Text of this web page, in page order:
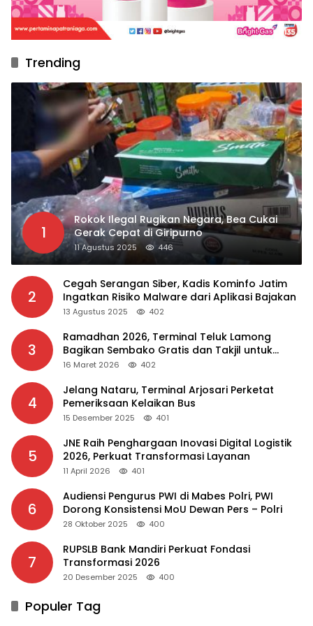
Trending
1
Rokok Ilegal Rugikan Negara, Bea Cukai
Gerak Cepat di Giripurno
11 Agustus 2025 446
2
Cegah Serangan Siber, Kadis Kominfo Jatim
Ingatkan Risiko Malware dari Aplikasi Bajakan
13 Agustus 2025 402
3
Ramadhan 2026, Terminal Teluk Lamong
Bagikan Sembako Gratis dan Takjil untuk
Masyarakat
16 Maret 2026 402
4
Jelang Nataru, Terminal Arjosari Perketat
Pemeriksaan Kelaikan Bus
15 Desember 2025 401
5
JNE Raih Penghargaan Inovasi Digital Logistik
2026, Perkuat Transformasi Layanan
11 April 2026 401
6
Audiensi Pengurus PWI di Mabes Polri, PWI
Dorong Konsistensi MoU Dewan Pers – Polri
28 Oktober 2025 400
7
RUPSLB Bank Mandiri Perkuat Fondasi
Transformasi 2026
20 Desember 2025 400
Populer Tag